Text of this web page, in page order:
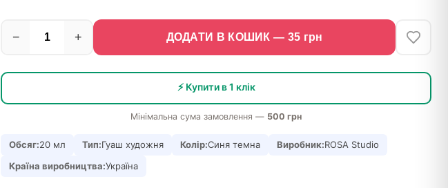
− + ДОДАТИ В КОШИК — 35 грн
⚡ Купити в 1 клік
Мінімальна сума замовлення — 500 грн
Обсяг:20 мл Тип:Гуаш художня Колір:Синя темна Виробник:ROSA Studio
Країна виробництва:Україна